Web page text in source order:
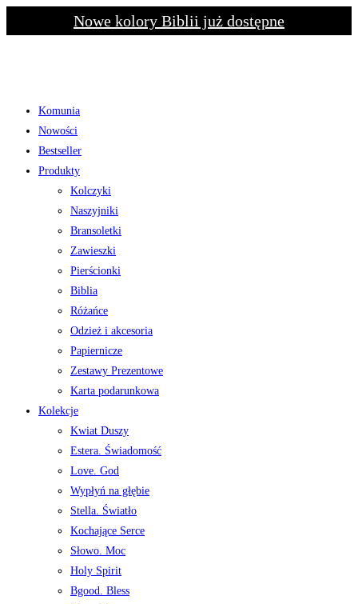
to
Nowe kolory Biblii już dostępne
Komunia
Nowości
Bestseller
Produkty
Kolczyki
Naszyjniki
Bransoletki
Zawieszki
Pierścionki
Biblia
Różańce
Odzież i akcesoria
Papiernicze
Zestawy Prezentowe
Karta podarunkowa
Kolekcje
Kwiat Duszy
Estera. Świadomość
Love. God
Wypłyń na głębie
Stella. Światło
Kochające Serce
Słowo. Moc
Holy Spirit
Bgood. Bless